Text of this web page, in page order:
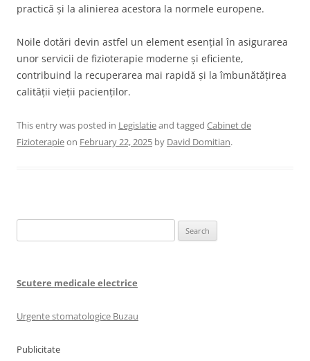
practică și la alinierea acestora la normele europene.
Noile dotări devin astfel un element esențial în asigurarea
unor servicii de fizioterapie moderne și eficiente,
contribuind la recuperarea mai rapidă și la îmbunătățirea
calității vieții pacienților.
This entry was posted in Legislatieand tagged Cabinet de
Fizioterapieon February 22, 2025 by David Domitian.
for:
Scutere medicale electrice
Urgente stomatologice Buzau
Publicitate